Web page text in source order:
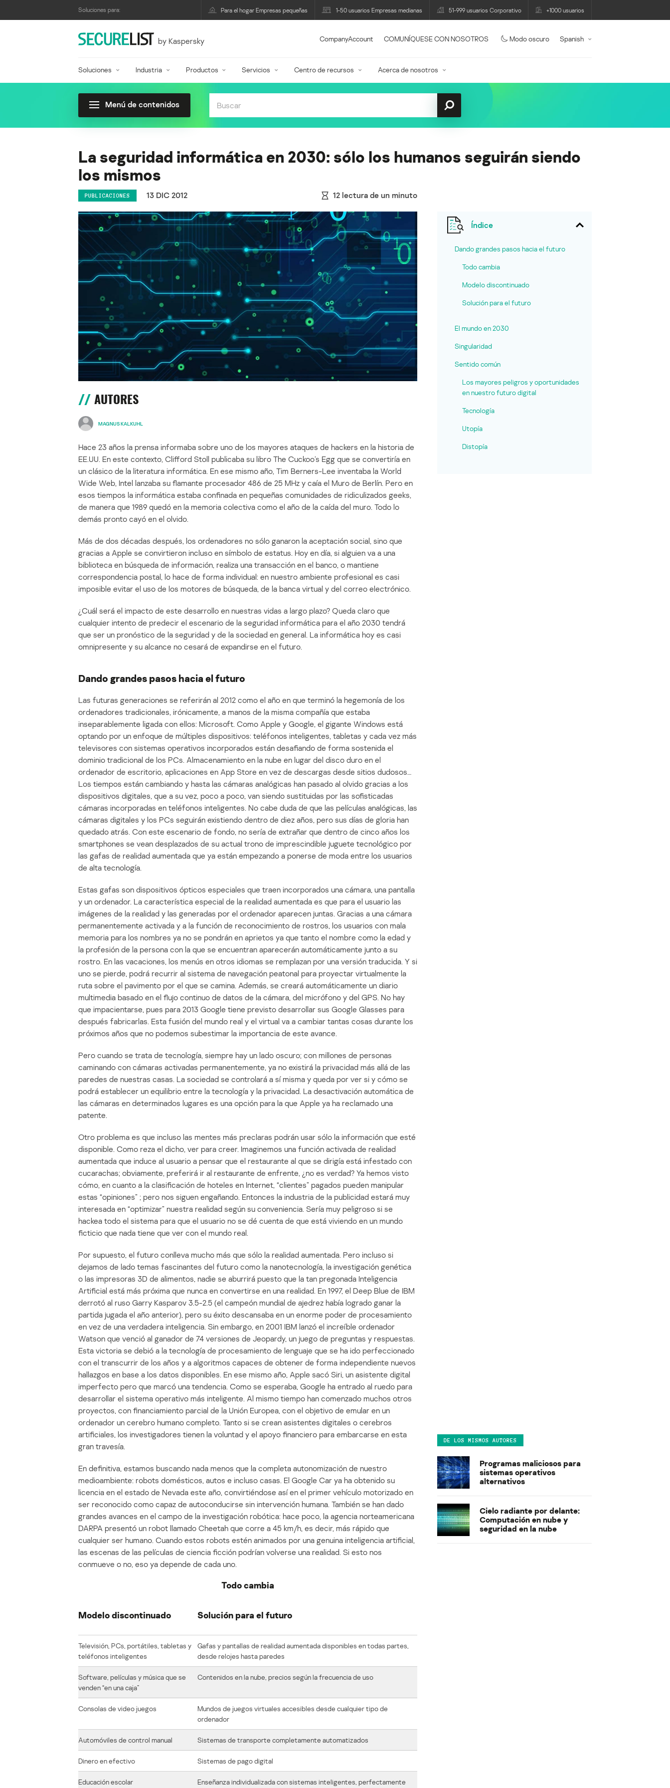
Soluciones para: Para el hogar Empresas pequeñas 1-50 usuarios Empresas medianas 51-999 usuarios Corporativo +1000 usuarios
by Kaspersky CompanyAccount COMUNÍQUESE CON NOSOTROS Modo oscuro Spanish
Soluciones Industria Productos Servicios Centro de recursos Acerca de nosotros
Menú de contenidos
La seguridad informática en 2030: sólo los humanos seguirán siendo
los mismos
PUBLICACIONES 13 DIC 2012 12 lectura de un minuto
AUTORES
MAGNUS KALKUHL
Hace 23 años la prensa informaba sobre uno de los mayores ataques de hackers en la historia de
EE.UU. En este contexto, Clifford Stoll publicaba su libro The Cuckoo’s Egg que se convertiría en
un clásico de la literatura informática. En ese mismo año, Tim Berners-Lee inventaba la World
Wide Web, Intel lanzaba su flamante procesador 486 de 25 MHz y caía el Muro de Berlín. Pero en
esos tiempos la informática estaba confinada en pequeñas comunidades de ridiculizados geeks,
de manera que 1989 quedó en la memoria colectiva como el año de la caída del muro. Todo lo
demás pronto cayó en el olvido.
Más de dos décadas después, los ordenadores no sólo ganaron la aceptación social, sino que
gracias a Apple se convirtieron incluso en símbolo de estatus. Hoy en día, si alguien va a una
biblioteca en búsqueda de información, realiza una transacción en el banco, o mantiene
correspondencia postal, lo hace de forma individual: en nuestro ambiente profesional es casi
imposible evitar el uso de los motores de búsqueda, de la banca virtual y del correo electrónico.
¿Cuál será el impacto de este desarrollo en nuestras vidas a largo plazo? Queda claro que
cualquier intento de predecir el escenario de la seguridad informática para el año 2030 tendrá
que ser un pronóstico de la seguridad y de la sociedad en general. La informática hoy es casi
omnipresente y su alcance no cesará de expandirse en el futuro.
Dando grandes pasos hacia el futuro
Las futuras generaciones se referirán al 2012 como el año en que terminó la hegemonía de los
ordenadores tradicionales, irónicamente, a manos de la misma compañía que estaba
inseparablemente ligada con ellos: Microsoft. Como Apple y Google, el gigante Windows está
optando por un enfoque de múltiples dispositivos: teléfonos inteligentes, tabletas y cada vez más
televisores con sistemas operativos incorporados están desafiando de forma sostenida el
dominio tradicional de los PCs. Almacenamiento en la nube en lugar del disco duro en el
ordenador de escritorio, aplicaciones en App Store en vez de descargas desde sitios dudosos…
Los tiempos están cambiando y hasta las cámaras analógicas han pasado al olvido gracias a los
dispositivos digitales, que a su vez, poco a poco, van siendo sustituidas por las sofisticadas
cámaras incorporadas en teléfonos inteligentes. No cabe duda de que las películas analógicas, las
cámaras digitales y los PCs seguirán existiendo dentro de diez años, pero sus días de gloria han
quedado atrás. Con este escenario de fondo, no sería de extrañar que dentro de cinco años los
smartphones se vean desplazados de su actual trono de imprescindible juguete tecnológico por
las gafas de realidad aumentada que ya están empezando a ponerse de moda entre los usuarios
de alta tecnología.
Estas gafas son dispositivos ópticos especiales que traen incorporados una cámara, una pantalla
y un ordenador. La característica especial de la realidad aumentada es que para el usuario las
imágenes de la realidad y las generadas por el ordenador aparecen juntas. Gracias a una cámara
permanentemente activada y a la función de reconocimiento de rostros, los usuarios con mala
memoria para los nombres ya no se pondrán en aprietos ya que tanto el nombre como la edad y
la profesión de la persona con la que se encuentran aparecerán automáticamente junto a su
rostro. En las vacaciones, los menús en otros idiomas se remplazan por una versión traducida. Y si
uno se pierde, podrá recurrir al sistema de navegación peatonal para proyectar virtualmente la
ruta sobre el pavimento por el que se camina. Además, se creará automáticamente un diario
multimedia basado en el flujo continuo de datos de la cámara, del micrófono y del GPS. No hay
que impacientarse, pues para 2013 Google tiene previsto desarrollar sus Google Glasses para
después fabricarlas. Esta fusión del mundo real y el virtual va a cambiar tantas cosas durante los
próximos años que no podemos subestimar la importancia de este avance.
Pero cuando se trata de tecnología, siempre hay un lado oscuro; con millones de personas
caminando con cámaras activadas permanentemente, ya no existirá la privacidad más allá de las
paredes de nuestras casas. La sociedad se controlará a sí misma y queda por ver si y cómo se
podrá establecer un equilibrio entre la tecnología y la privacidad. La desactivación automática de
las cámaras en determinados lugares es una opción para la que Apple ya ha reclamado una
patente.
Otro problema es que incluso las mentes más preclaras podrán usar sólo la información que esté
disponible. Como reza el dicho, ver para creer. Imaginemos una función activada de realidad
aumentada que induce al usuario a pensar que el restaurante al que se dirigía está infestado con
cucarachas; obviamente, preferirá ir al restaurante de enfrente, ¿no es verdad? Ya hemos visto
cómo, en cuanto a la clasificación de hoteles en Internet, “clientes” pagados pueden manipular
estas “opiniones” ; pero nos siguen engañando. Entonces la industria de la publicidad estará muy
interesada en “optimizar” nuestra realidad según su conveniencia. Sería muy peligroso si se
hackea todo el sistema para que el usuario no se dé cuenta de que está viviendo en un mundo
ficticio que nada tiene que ver con el mundo real.
Por supuesto, el futuro conlleva mucho más que sólo la realidad aumentada. Pero incluso si
dejamos de lado temas fascinantes del futuro como la nanotecnología, la investigación genética
o las impresoras 3D de alimentos, nadie se aburrirá puesto que la tan pregonada Inteligencia
Artificial está más próxima que nunca en convertirse en una realidad. En 1997, el Deep Blue de IBM
derrotó al ruso Garry Kasparov 3.5-2.5 (el campeón mundial de ajedrez había logrado ganar la
partida jugada el año anterior), pero su éxito descansaba en un enorme poder de procesamiento
en vez de una verdadera inteligencia. Sin embargo, en 2001 IBM lanzó el increíble ordenador
Watson que venció al ganador de 74 versiones de Jeopardy, un juego de preguntas y respuestas.
Esta victoria se debió a la tecnología de procesamiento de lenguaje que se ha ido perfeccionado
con el transcurrir de los años y a algoritmos capaces de obtener de forma independiente nuevos
hallazgos en base a los datos disponibles. En ese mismo año, Apple sacó Siri, un asistente digital
imperfecto pero que marcó una tendencia. Como se esperaba, Google ha entrado al ruedo para
desarrollar el sistema operativo más inteligente. Al mismo tiempo han comenzado muchos otros
proyectos, con financiamiento parcial de la Unión Europea, con el objetivo de emular en un
ordenador un cerebro humano completo. Tanto si se crean asistentes digitales o cerebros
artificiales, los investigadores tienen la voluntad y el apoyo financiero para embarcarse en esta
gran travesía.
En definitiva, estamos buscando nada menos que la completa autonomización de nuestro
medioambiente: robots domésticos, autos e incluso casas. El Google Car ya ha obtenido su
licencia en el estado de Nevada este año, convirtiéndose así en el primer vehículo motorizado en
ser reconocido como capaz de autoconducirse sin intervención humana. También se han dado
grandes avances en el campo de la investigación robótica: hace poco, la agencia norteamericana
DARPA presentó un robot llamado Cheetah que corre a 45 km/h, es decir, más rápido que
cualquier ser humano. Cuando estos robots estén animados por una genuina inteligencia artificial,
las escenas de las películas de ciencia ficción podrían volverse una realidad. Si esto nos
conmueve o no, eso ya depende de cada uno.
Todo cambia
Modelo discontinuado Solución para el futuro
Televisión, PCs, portátiles, tabletas y
teléfonos inteligentes
Gafas y pantallas de realidad aumentada disponibles en todas partes,
desde relojes hasta paredes
Software, películas y música que se
venden “en una caja”
Contenidos en la nube, precios según la frecuencia de uso
Consolas de video juegos
Mundos de juegos virtuales accesibles desde cualquier tipo de
ordenador
Automóviles de control manual Sistemas de transporte completamente automatizados
Dinero en efectivo Sistemas de pago digital
Educación escolar Enseñanza individualizada con sistemas inteligentes, perfectamente
Índice
Dando grandes pasos hacia el futuro
Todo cambia
Modelo discontinuado
Solución para el futuro
El mundo en 2030
Singularidad
Sentido común
Los mayores peligros y oportunidades
en nuestro futuro digital
Tecnología
Utopía
Distopía
DE LOS MISMOS AUTORES
Programas maliciosos para
sistemas operativos
alternativos
Cielo radiante por delante:
Computación en nube y
seguridad en la nube